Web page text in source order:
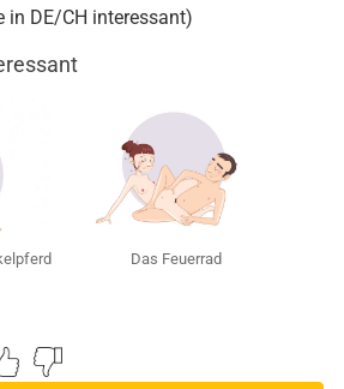
in DE/CH interessant)
Das Feuerrad